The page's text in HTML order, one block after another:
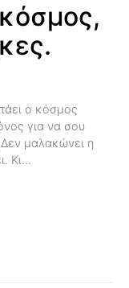
ο κόσμος
για να σου
μαλακώνει η
Κι…